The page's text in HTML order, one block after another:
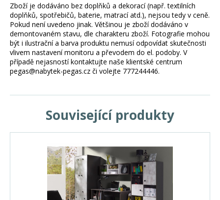
Zboží je dodáváno bez doplňků a dekorací (např. textilních
doplňků, spotřebičů, baterie, matrací atd.), nejsou tedy v ceně.
Pokud není uvedeno jinak. Většinou je zboží dodáváno v
demontovaném stavu, dle charakteru zboží. Fotografie mohou
být i ilustrační a barva produktu nemusí odpovídat skutečnosti
vlivem nastavení monitoru a převodem do el. podoby. V
případě nejasností kontaktujte naše klientské centrum
pegas@nabytek-pegas.cz či volejte 777244446.
Související produkty